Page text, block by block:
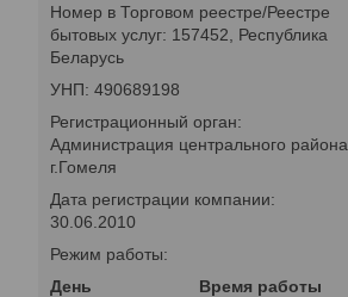
Номер в Торговом реестре/Реестре
бытовых услуг: 157452, Республика
Беларусь
УНП: 490689198
Регистрационный орган:
Администрация центрального района
г.Гомеля
Дата регистрации компании:
30.06.2010
Режим работы:
День
Время работы